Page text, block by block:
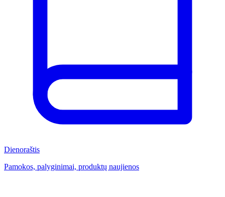
Dienoraštis
Pamokos, palyginimai, produktų naujienos